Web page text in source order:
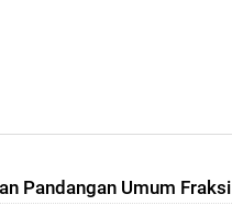
Pandangan Umum Fraksi